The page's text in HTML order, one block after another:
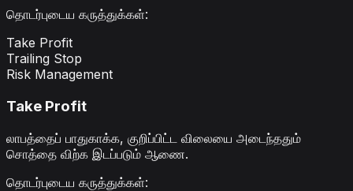
தொடர்புடைய கருத்துக்கள்:
Take Profit
Trailing Stop
Risk Management
Take Profit
லாபத்தைப் பாதுகாக்க, குறிப்பிட்ட விலையை அடைந்ததும்
சொத்தை விற்க இடப்படும் ஆணை.
தொடர்புடைய கருத்துக்கள்: